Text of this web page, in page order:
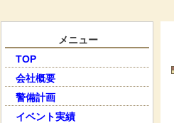
メニュー
TOP
会社概要
警備計画
イベント実績